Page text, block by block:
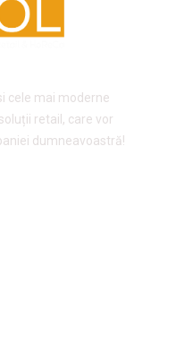
cele mai moderne
retail, care vor
dumneavoastră!